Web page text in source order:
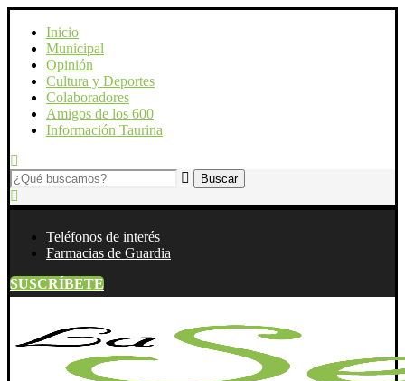
Inicio
Municipal
Opinión
Cultura y Deportes
Colaboradores
Amigos de los 600
Información Taurina
Teléfonos de interés
Farmacias de Guardia
SUSCRÍBETE